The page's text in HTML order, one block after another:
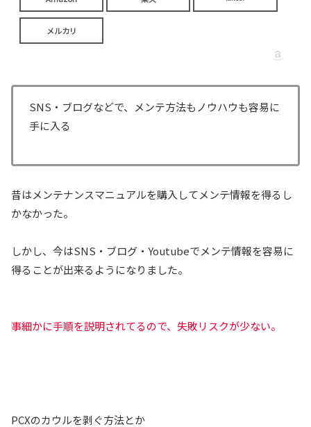
メルカリ
SNS・ブログなどで、メンテ方法もノウハウも容易に
手に入る
昔はメンテナンスマニュアルを購入してメンテ情報を得るし
かなかった。
しかし、今はSNS・ブログ・Youtubeでメンテ情報を容易に
得ることが出来るようになりました。
事細かに手順を説明されてるので、失敗リスクが少ない。
PCXのカウルを剥ぐ方法とか